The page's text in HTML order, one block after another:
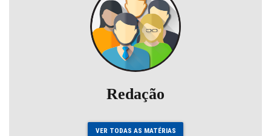
Redação
VER TODAS AS MATÉRIAS